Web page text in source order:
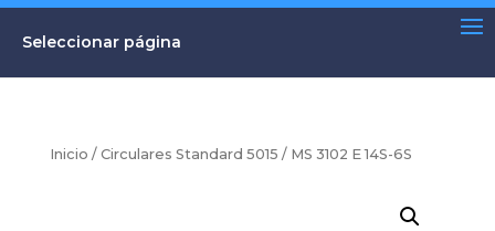
Seleccionar página
Inicio / Circulares Standard 5015 / MS 3102 E 14S-6S